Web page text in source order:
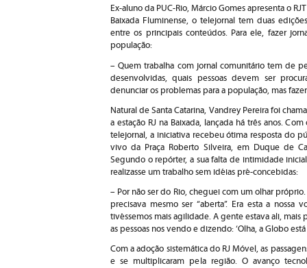
Ex-aluno da PUC-Rio, Márcio Gomes apresenta o
Baixada Fluminense, o telejornal tem duas
entre os principais conteúdos. Para ele, fazer
população:
– Quem trabalha com jornal comunitário tem de
desenvolvidas, quais pessoas devem ser
denunciar os problemas para a população, mas
Natural de Santa Catarina, Vandrey Pereira foi
a estação RJ na Baixada, lançada há três anos.
telejornal, a iniciativa recebeu ótima resposta do
vivo da Praça Roberto Silveira, em Duque de
Segundo o repórter, a sua falta de intimidade
realizasse um trabalho sem idéias pré-concebidas:
– Por não ser do Rio, cheguei com um olhar
precisava mesmo ser “aberta”. Era esta a
tivéssemos mais agilidade. A gente estava ali,
as pessoas nos vendo e dizendo: ‘Olha, a Globo
Com a adoção sistemática do RJ Móvel, as
e se multiplicaram pela região. O avanço